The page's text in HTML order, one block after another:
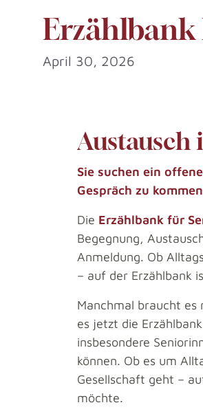
Erzählbank
April 30, 2026
Austausch
Sie suchen ein
Gespräch zu
Die Erzählbank für
Begegnung,
Anmeldung. Ob
– auf der Erzählbank
Manchmal braucht
es jetzt die
insbesondere
können. Ob es um
Gesellschaft geht –
möchte.